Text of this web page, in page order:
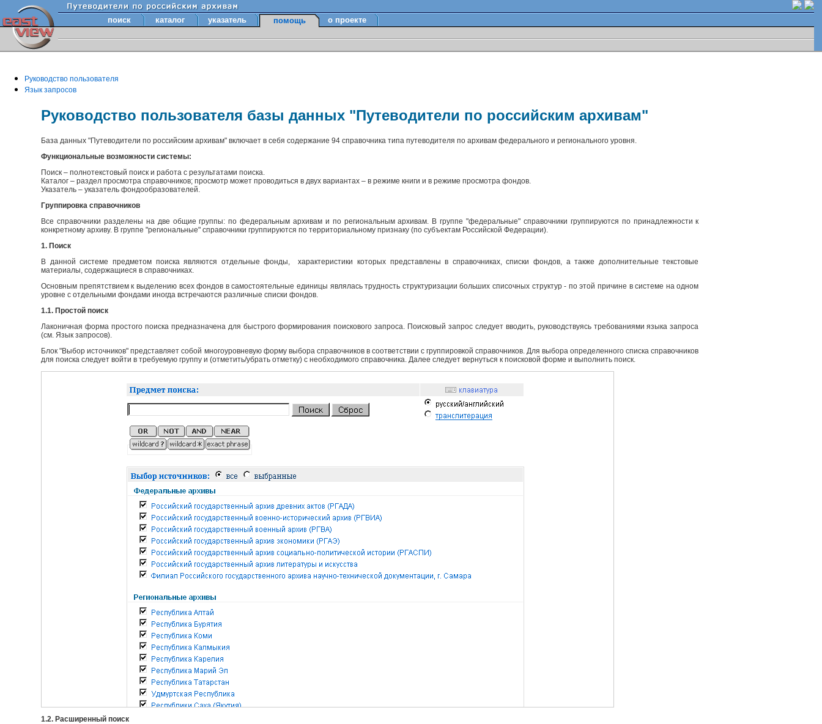
поиск каталог указатель помощь о проекте
Руководство пользователя
Язык запросов
Руководство пользователя базы данных "Путеводители по российским архивам"
База данных "Путеводители по российским архивам" включает в себя содержание 94 справочника типа путеводителя по архивам федерального и регионального уровня.
Функциональные возможности системы:
Поиск – полнотекстовый поиск и работа с результатами поиска.
Каталог – раздел просмотра справочников; просмотр может проводиться в двух вариантах – в режиме книги и в режиме просмотра фондов.
Указатель – указатель фондообразователей.
Группировка справочников
Все справочники разделены на две общие группы: по федеральным архивам и по региональным архивам. В группе "федеральные" справочники группируются по принадлежности к
конкретному архиву. В группе "региональные" справочники группируются по территориальному признаку (по субъектам Российской Федерации).
1. Поиск
В данной системе предметом поиска являются отдельные фонды, характеристики которых представлены в справочниках, списки фондов, а также дополнительные текстовые
материалы, содержащиеся в справочниках.
Основным препятствием к выделению всех фондов в самостоятельные единицы являлась трудность структуризации больших списочных структур - по этой причине в системе на одном
уровне с отдельными фондами иногда встречаются различные списки фондов.
1.1. Простой поиск
Лаконичная форма простого поиска предназначена для быстрого формирования поискового запроса. Поисковый запрос следует вводить, руководствуясь требованиями языка запроса
(см. Язык запросов).
Блок "Выбор источников" представляет собой многоуровневую форму выбора справочников в соответствии с группировкой справочников. Для выбора определенного списка справочников
для поиска следует войти в требуемую группу и (отметить/убрать отметку) с необходимого справочника. Далее следует вернуться к поисковой форме и выполнить поиск.
1.2. Расширенный поиск